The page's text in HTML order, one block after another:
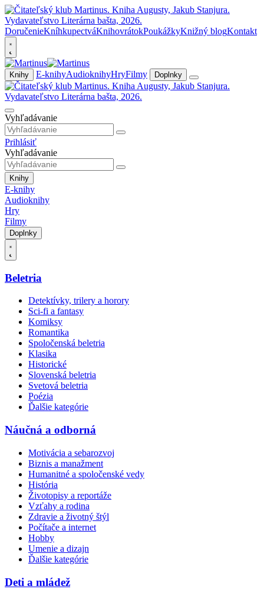
DoručenieKníhkupectváKnihovrátokPoukážkyKnižný blogKontakt
Knihy E-knihyAudioknihyHryFilmy Doplnky
Vyhľadávanie
Prihlásiť
Vyhľadávanie
Knihy
E-knihy
Audioknihy
Hry
Filmy
Doplnky
Beletria
Detektívky, trilery a horory
Sci-fi a fantasy
Komiksy
Romantika
Spoločenská beletria
Klasika
Historické
Slovenská beletria
Svetová beletria
Poézia
Ďalšie kategórie
Náučná a odborná
Motivácia a sebarozvoj
Biznis a manažment
Humanitné a spoločenské vedy
História
Životopisy a reportáže
Vzťahy a rodina
Zdravie a životný štýl
Počítače a internet
Hobby
Umenie a dizajn
Ďalšie kategórie
Deti a mládež